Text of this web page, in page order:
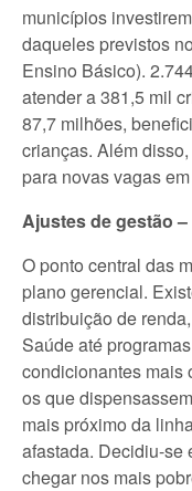
municípios
daqueles previstos
Ensino Básico).
atender a 381,5 mil
87,7 milhões,
crianças. Além
para novas vagas
Ajustes de gestão –
O ponto central das
plano gerencial.
distribuição de
Saúde até
condicionantes mais
os que
mais próximo da
afastada. Decidiu-se
chegar nos mais